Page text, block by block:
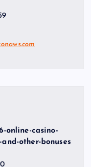
online-casino-
other-bonuses